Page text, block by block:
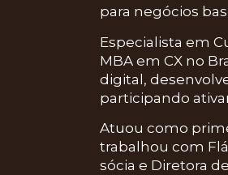
para negócios
Especialista em
MBA em CX no
digital,
participando
Atuou como
trabalhou com
sócia e Diretora